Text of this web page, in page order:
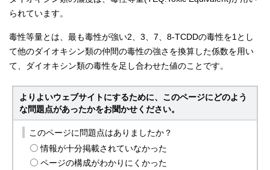
られています。
毒性等量とは、最も毒性が強い2、3、7、8-TCDDの毒性を1とし
て他のダイオキシン類の仲間の毒性の強さを換算した係数を用い
て、ダイオキシン類の毒性を足し合わせた値のことです。
よりよいウェブサイトにするために、このページにどのよう
な問題点があったかをお聞かせください。
このページに問題点はありましたか？
情報が十分掲載されていなかった
ページの構成がわかりにくかった